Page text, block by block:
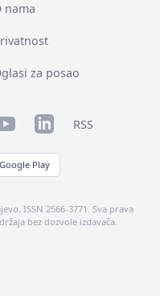
nama
za posao
LinkedInRSS
Google Play
ISSN 2566-3771. Sva prava
bez dozvole izdavača.